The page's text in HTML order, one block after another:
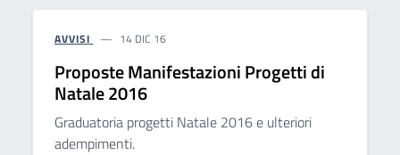
AVVISI 14 DIC 16
Proposte Manifestazioni Progetti di
Natale 2016
Graduatoria progetti Natale 2016 e ulteriori
adempimenti.